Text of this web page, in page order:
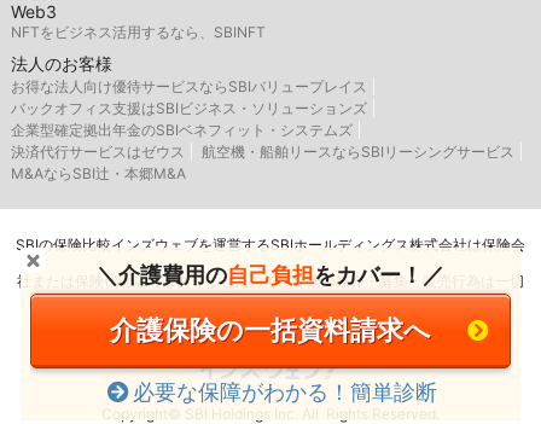
Web3
NFTをビジネス活用するなら、SBINFT
法人のお客様
お得な法人向け優待サービスならSBIバリュープレイス
バックオフィス支援はSBIビジネス・ソリューションズ
企業型確定拠出年金のSBIベネフィット・システムズ
決済代行サービスはゼウス
航空機・船舶リースならSBIリーシングサービス
M&AならSBI辻・本郷M&A
SBIの保険比較インズウェブを運営するSBIホールディングス株式会社は保険会
社または保険代理店ではありませんので、保険の媒介・募集・販売行為は一切
行いません。
＼介護費用の自己負担をカバー！／
介護保険の一括資料請求へ
必要な保障がわかる！簡単診断